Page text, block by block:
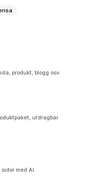
produkt, blogg osv.
utdragbar
med AI.